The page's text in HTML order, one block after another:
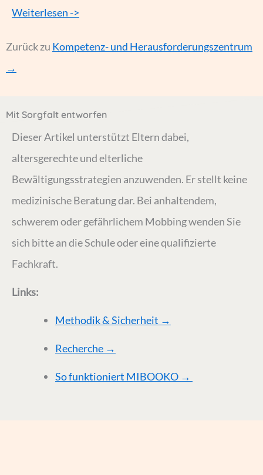
Weiterlesen ->
Zurück zu Kompetenz- und Herausforderungszentrum
→
Mit Sorgfalt entworfen
Dieser Artikel unterstützt Eltern dabei,
altersgerechte und elterliche
Bewältigungsstrategien anzuwenden. Er stellt keine
medizinische Beratung dar. Bei anhaltendem,
schwerem oder gefährlichem Mobbing wenden Sie
sich bitte an die Schule oder eine qualifizierte
Fachkraft.
Links:
Methodik & Sicherheit →
Recherche →
So funktioniert MIBOOKO →